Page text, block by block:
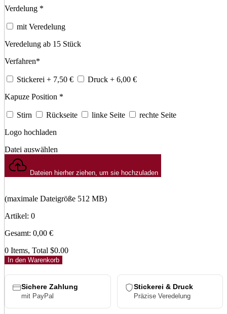
Verdelung *
mit Veredelung
Veredelung ab 15 Stück
Verfahren*
Stickerei + 7,50 € Druck + 6,00 €
Kapuze Position *
Stirn Rückseite linke Seite
rechte Seite
Logo hochladen
Datei auswählen
Dateien hierher ziehen, um sie hochzuladen
(maximale Dateigröße 512 MB)
Artikel: 0
Gesamt: 0,00 €
0 Items, Total $0.00
In den Warenkorb
Sichere Zahlung
mit PayPal
Stickerei & Druck
Präzise Veredelung